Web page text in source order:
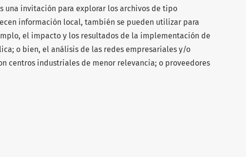
una invitación para explorar los archivos de tipo
información local, también se pueden utilizar para
el impacto y los resultados de la implementación de
o bien, el análisis de las redes empresariales y/o
centros industriales de menor relevancia; o proveedores